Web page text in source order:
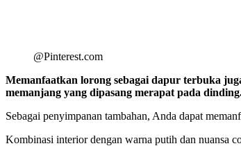
@Pinterest.com
Memanfaatkan lorong sebagai dapur terbuka
memanjang yang dipasang merapat pada
Sebagai penyimpanan tambahan, Anda dapat
Kombinasi interior dengan warna putih dan nuansa